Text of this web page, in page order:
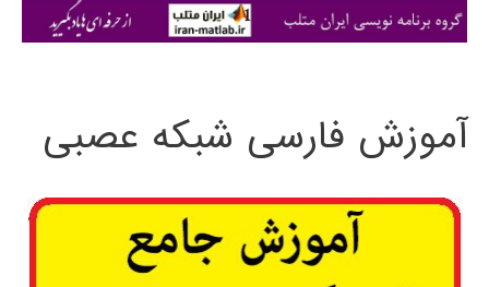
ی
آموزش فارسی شبکه عصبی